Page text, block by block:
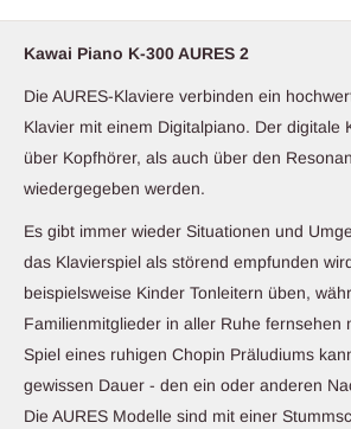
Kawai Piano K-300 AURES 2
Die AURES-Klaviere verbinden ein
Klavier mit einem Digitalpiano. Der digitale
über Kopfhörer, als auch über den
wiedergegeben werden.
Es gibt immer wieder Situationen und
das Klavierspiel als störend empfunden
beispielsweise Kinder Tonleitern üben,
Familienmitglieder in aller Ruhe fernsehen
Spiel eines ruhigen Chopin Präludiums
gewissen Dauer - den ein oder anderen
Die AURES Modelle sind mit einer